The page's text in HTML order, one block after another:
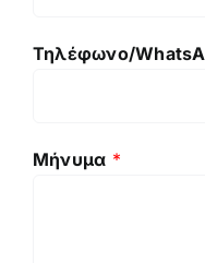
Τηλέφωνο/
Μήνυμα *